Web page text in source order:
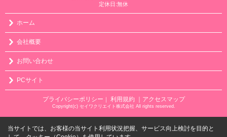
定休日:無休
ホーム
会社概要
お問い合わせ
PCサイト
プライバシーポリシー ｜ 利用規約 ｜アクセスマップ
Copyright(c) セイワクリエイト株式会社 All rights reserved.
当サイトでは、お客様の当サイト利用状況把握、サービス向上検討を目的と